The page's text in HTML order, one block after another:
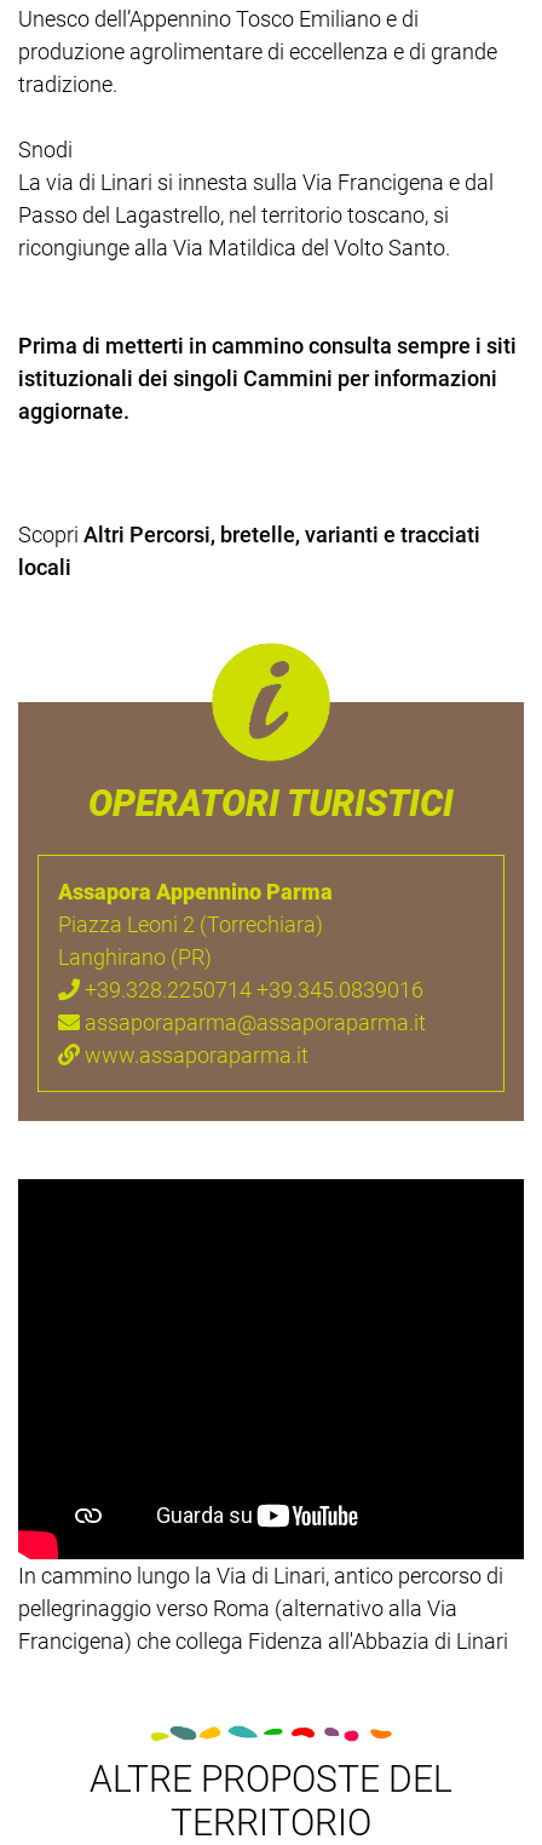
Unesco dell’Appennino Tosco Emiliano e di
produzione agrolimentare di eccellenza e di grande
tradizione.
Snodi
La via di Linari si innesta sulla Via Francigena e dal
Passo del Lagastrello, nel territorio toscano, si
ricongiunge alla Via Matildica del Volto Santo.
Prima di metterti in cammino consulta sempre i siti
istituzionali dei singoli Cammini per informazioni
aggiornate.
Scopri Altri Percorsi, bretelle, varianti e tracciati
locali
OPERATORI TURISTICI
Assapora Appennino Parma
Piazza Leoni 2 (Torrechiara)
Langhirano (PR)
+39.328.2250714 +39.345.0839016
assaporaparma@assaporaparma.it
www.assaporaparma.it
In cammino lungo la Via di Linari, antico percorso di
pellegrinaggio verso Roma (alternativo alla Via
Francigena) che collega Fidenza all'Abbazia di Linari
ALTRE PROPOSTE DEL
TERRITORIO